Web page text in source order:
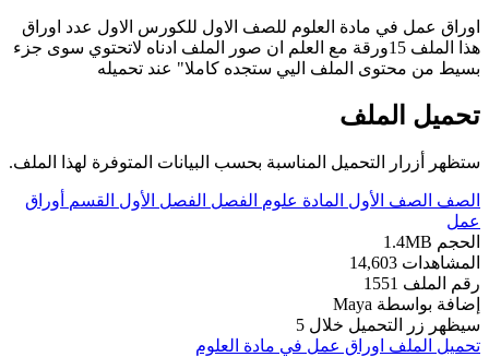
اوراق عمل في مادة العلوم للصف الاول للكورس الاول عدد اوراق
هذا الملف 15ورقة مع العلم ان صور الملف ادناه لاتحتوي سوى جزء
بسيط من محتوى الملف اليي ستجده كاملا" عند تحميله
تحميل الملف
ستظهر أزرار التحميل المناسبة بحسب البيانات المتوفرة لهذا الملف.
الصف الصف الأول المادة علوم الفصل الفصل الأول القسم
أوراق
عمل
الحجم 1.4MB
المشاهدات 14,603
رقم الملف 1551
إضافة بواسطة Maya
سيظهر زر التحميل خلال 5
تحميل الملف
اوراق عمل في مادة العلوم